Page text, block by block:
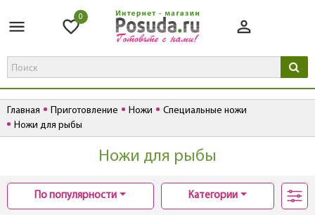
0
Главная Приготовление Ножи
Специальные ножи
Ножи для рыбы
Ножи для рыбы
По популярности Категории